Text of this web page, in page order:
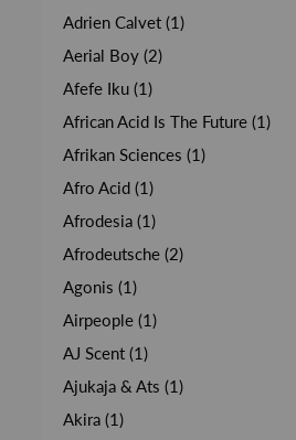
Adrien Calvet (1)
Aerial Boy (2)
Afefe Iku (1)
African Acid Is The Future (1)
Afrikan Sciences (1)
Afro Acid (1)
Afrodesia (1)
Afrodeutsche (2)
Agonis (1)
Airpeople (1)
AJ Scent (1)
Ajukaja & Ats (1)
Akira (1)